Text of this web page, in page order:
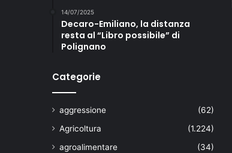
14/07/2025
Decaro-Emiliano, la distanza
resta al “Libro possibile” di
Polignano
Categorie
aggressione
(62)
Agricoltura
(1.224)
agroalimentare
(34)